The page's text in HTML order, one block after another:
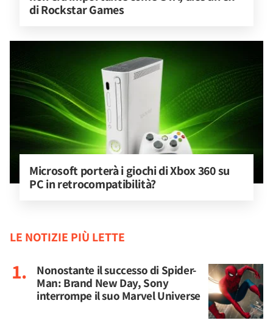
di Rockstar Games
Microsoft porterà i giochi di Xbox 360 su
PC in retrocompatibilità?
LE NOTIZIE PIÙ LETTE
Nonostante il successo di Spider-
Man: Brand New Day, Sony
interrompe il suo Marvel Universe